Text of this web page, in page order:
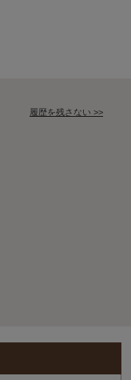
履歴を残さない >>